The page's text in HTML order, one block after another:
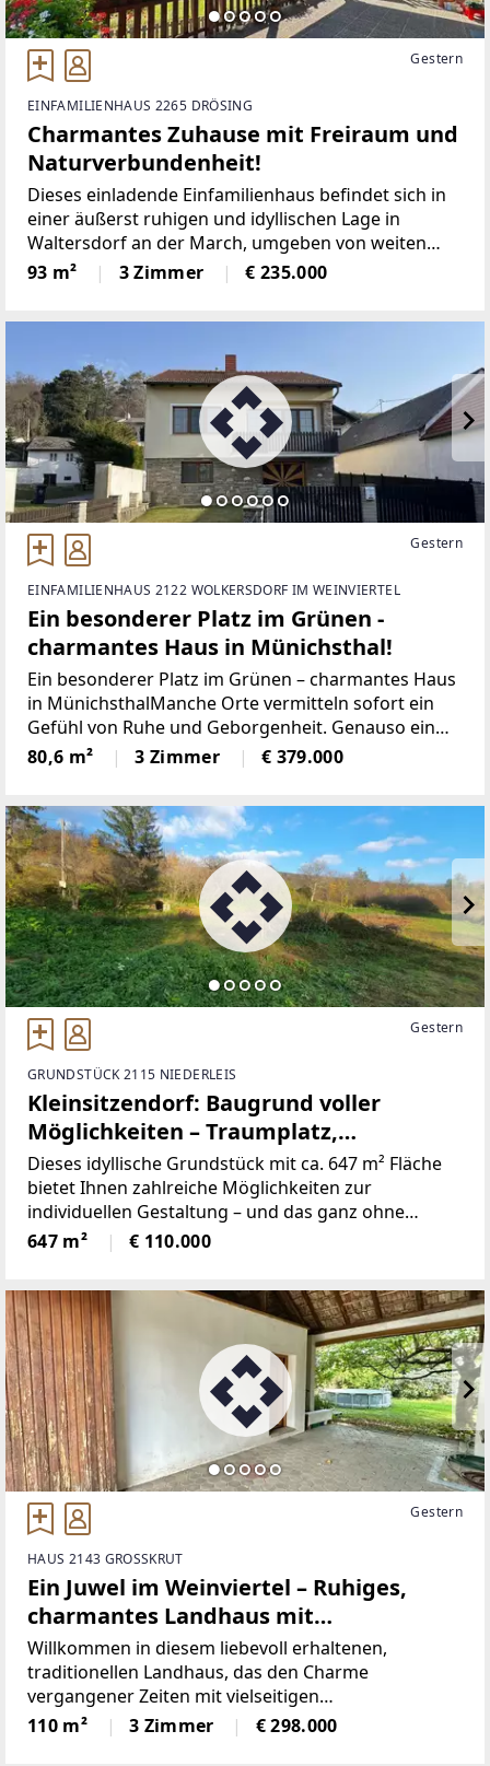
Gestern
EINFAMILIENHAUS 2265 DRÖSING
Charmantes Zuhause mit Freiraum und
Naturverbundenheit!
Dieses einladende Einfamilienhaus befindet sich in
einer äußerst ruhigen und idyllischen Lage in
Waltersdorf an der March, umgeben von weiten
Grünflächen und mit einer malerischen Aussicht ins
Grüne.Hier können Sie inmitten der Natur den
93 m² 3 Zimmer € 235.000
Gestern
EINFAMILIENHAUS 2122 WOLKERSDORF IM WEINVIERTEL
Ein besonderer Platz im Grünen -
charmantes Haus in Münichsthal!
Ein besonderer Platz im Grünen – charmantes Haus
in MünichsthalManche Orte vermitteln sofort ein
Gefühl von Ruhe und Geborgenheit. Genauso ein
Platz erwartet Sie in Münichsthal. Umgeben von
Natur und viel Grün bietet dieses Haus eine seltene
80,6 m² 3 Zimmer € 379.000
Gestern
GRUNDSTÜCK 2115 NIEDERLEIS
Kleinsitzendorf: Baugrund voller
Möglichkeiten – Traumplatz,
Traumidee, Traum wird wahr!
Dieses idyllische Grundstück mit ca. 647 m² Fläche
bietet Ihnen zahlreiche Möglichkeiten zur
individuellen Gestaltung – und das ganz ohne
Bauzwang. Die Aufschließungsabgabe ist bereits
bezahlt, sodass Sie sofort starten können, wenn Sie
647 m² € 110.000
Gestern
HAUS 2143 GROSSKRUT
Ein Juwel im Weinviertel – Ruhiges,
charmantes Landhaus mit
weitläufigem Garten, eigenem
Ferienappartement und kreativem
Freiraum!
Willkommen in diesem liebevoll erhaltenen,
traditionellen Landhaus, das den Charme
vergangener Zeiten mit vielseitigen
Nutzungsmöglichkeiten verbindet. * Ein echtes
Highlight ist der separate Wohn- oder Bürobereich,
110 m² 3 Zimmer € 298.000